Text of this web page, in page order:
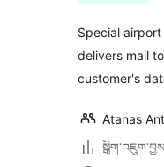
Special
delivers mail
customer's
Atanas